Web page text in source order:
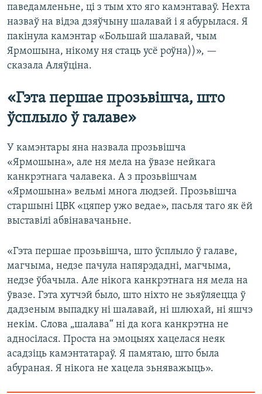
паведамленьне, ці з тым хто яго камэнтаваў. Нехта
назваў на відэа дзяўчыну шалавай і я абурылася. Я
пакінула камэнтар «Большай шалавай, чым
Ярмошына, нікому ня стаць усё роўна))», —
сказала Аляўціна.
«Гэта першае прозьвішча, што
ўсплыло ў галаве»
У камэнтары яна назвала прозьвішча
«Ярмошына», але ня мела на ўвазе нейкага
канкрэтнага чалавека. А з прозьвішчам
«Ярмошына» вельмі многа людзей. Прозьвішча
старшыні ЦВК «цяпер ужо ведае», пасьля таго як ёй
выставілі абвінавачаньне.
«Гэта першае прозьвішча, што ўсплыло ў галаве,
магчыма, недзе пачула напярэдадні, магчыма,
недзе ўбачыла. Але нікога канкрэтнага ня мела на
ўвазе. Гэта хутчэй было, што ніхто не зьяўляецца ў
дадзеным выпадку ні шалавай, ні шлюхай, ні яшчэ
некім. Слова „шалава“ ні да кога канкрэтна не
адносілася. Проста на эмоцыях хацелася неяк
асадзіць камэнтатараў. Я памятаю, што была
абураная. Я нікога не хацела зьняважыць».